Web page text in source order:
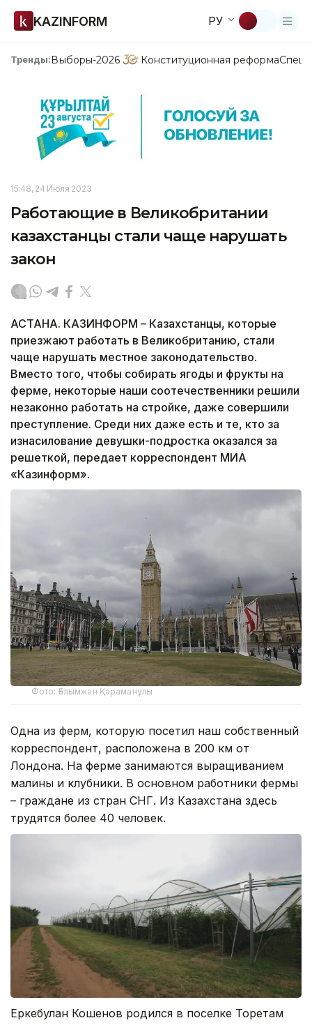
KAZINFORM РУ
Тренды:Выборы-2026 Конституционная реформа
15:48, 24 Июля 2023
Работающие в Великобритании
казахстанцы стали чаще нарушать
закон
АСТАНА. КАЗИНФОРМ – Казахстанцы, которые
приезжают работать в Великобританию, стали
чаще нарушать местное законодательство.
Вместо того, чтобы собирать ягоды и фрукты на
ферме, некоторые наши соотечественники решили
незаконно работать на стройке, даже совершили
преступление. Среди них даже есть и те, кто за
изнасилование девушки-подростка оказался за
решеткой, передает корреспондент МИА
«Казинформ».
Фото: Ғалымжан Қараманұлы
Одна из ферм, которую посетил наш собственный
корреспондент, расположена в 200 км от
Лондона. На ферме занимаются выращиванием
малины и клубники. В основном работники фермы
– граждане из стран СНГ. Из Казахстана здесь
трудятся более 40 человек.
Еркебулан Кошенов родился в поселке Торетам